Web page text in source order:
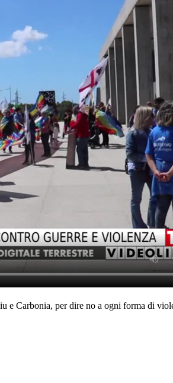
e Carbonia, per dire no a ogni forma di